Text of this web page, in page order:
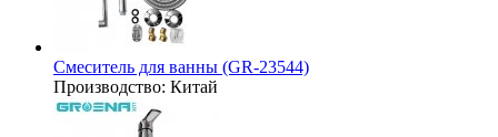
Смеситель для ванны (GR-23544)
Производство: Китай